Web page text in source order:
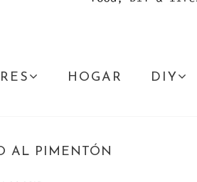
HOGAR DIY
AL PIMENTÓN